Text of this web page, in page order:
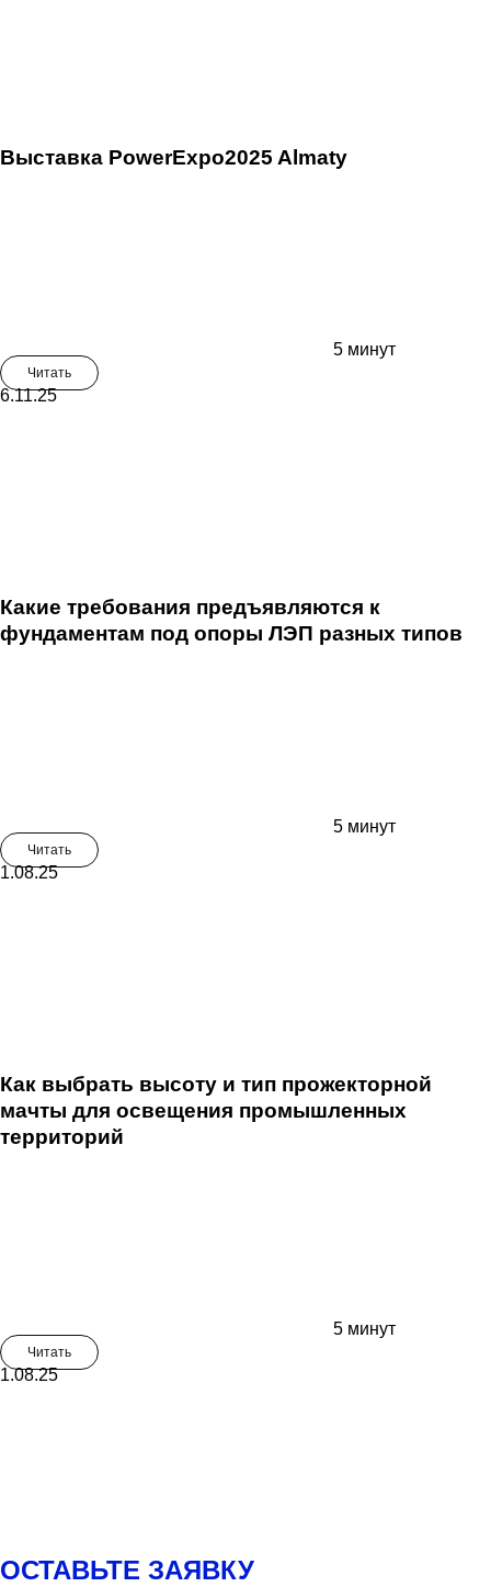
Выставка PowerExpo2025 Almaty
5 минут
Читать
6.11.25
Какие требования предъявляются к
фундаментам под опоры ЛЭП разных типов
5 минут
Читать
1.08.25
Как выбрать высоту и тип прожекторной
мачты для освещения промышленных
территорий
5 минут
Читать
1.08.25
ОСТАВЬТЕ ЗАЯВКУ